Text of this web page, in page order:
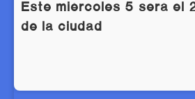
Este miércoles 5 será el
de la ciudad